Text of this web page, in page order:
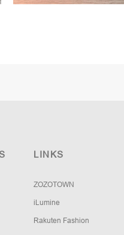
LINKS
ZOZOTOWN
iLumine
Rakuten Fashion